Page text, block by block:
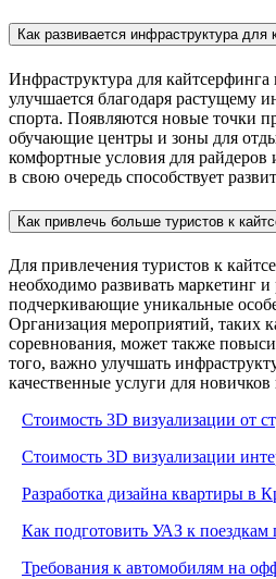
Как развивается инфраструктура для
Инфраструктура для
улучшается благодаря растущему
спорта. Появляются новые точки
обучающие центры и зоны для
комфортные условия для райдеров
в свою очередь способствует
Как привлечь больше туристов к
Для привлечения туристов к
необходимо развивать маркетинг
подчеркивающие уникальные
Организация мероприятий, таких
соревнования, может также
того, важно улучшать
качественные услуги для
Стоимость 3D визуализации от
Стоимость 3D визуализации
Разработка дизайна квартиры в
Как подготовить УАЗ к поездкам
Требования к автомобилям на